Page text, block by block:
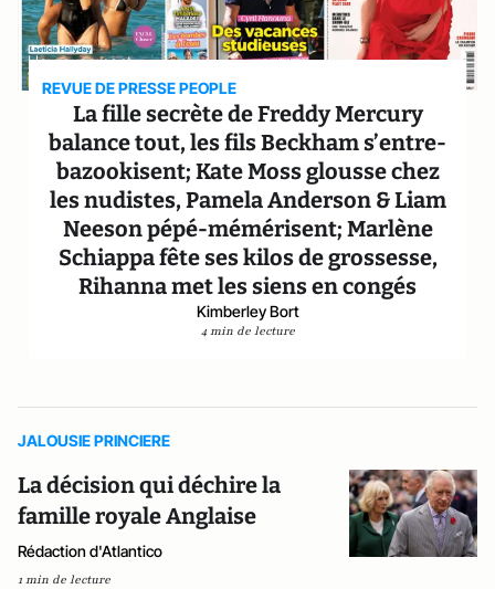
REVUE DE PRESSE PEOPLE
La fille secrète de Freddy Mercury
balance tout, les fils Beckham s’entre-
bazookisent; Kate Moss glousse chez
les nudistes, Pamela Anderson & Liam
Neeson pépé-mémérisent; Marlène
Schiappa fête ses kilos de grossesse,
Rihanna met les siens en congés
Kimberley Bort
4 min de lecture
JALOUSIE PRINCIERE
La décision qui déchire la
famille royale Anglaise
Rédaction d'Atlantico
1 min de lecture